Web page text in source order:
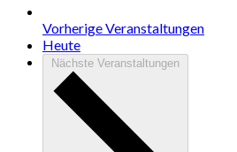
VorherigeVeranstaltungen
Heute
Nächste Veranstaltungen